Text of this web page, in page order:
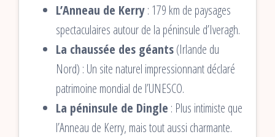
L’Anneau de Kerry: 179 km de paysages
spectaculaires autour de la péninsule d’Iveragh.
La chaussée des géants(Irlande du
Nord) : Un site naturel impressionnant déclaré
patrimoine mondial de l’UNESCO.
La péninsule de Dingle : Plus intimiste que
l’Anneau de Kerry, mais tout aussi charmante.